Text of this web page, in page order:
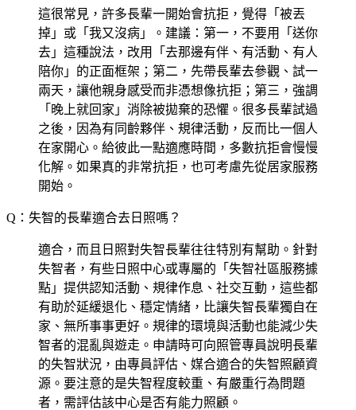
這很常見，許多長輩一開始會抗拒，覺得「被丟
掉」或「我又沒病」。建議：第一，不要用「送你
去」這種說法，改用「去那邊有伴、有活動、有人
陪你」的正面框架；第二，先帶長輩去參觀、試一
兩天，讓他親身感受而非憑想像抗拒；第三，強調
「晚上就回家」消除被拋棄的恐懼。很多長輩試過
之後，因為有同齡夥伴、規律活動，反而比一個人
在家開心。給彼此一點適應時間，多數抗拒會慢慢
化解。如果真的非常抗拒，也可考慮先從居家服務
開始。
Q：失智的長輩適合去日照嗎？
適合，而且日照對失智長輩往往特別有幫助。針對
失智者，有些日照中心或專屬的「失智社區服務據
點」提供認知活動、規律作息、社交互動，這些都
有助於延緩退化、穩定情緒，比讓失智長輩獨自在
家、無所事事更好。規律的環境與活動也能減少失
智者的混亂與遊走。申請時可向照管專員說明長輩
的失智狀況，由專員評估、媒合適合的失智照顧資
源。要注意的是失智程度較重、有嚴重行為問題
者，需評估該中心是否有能力照顧。